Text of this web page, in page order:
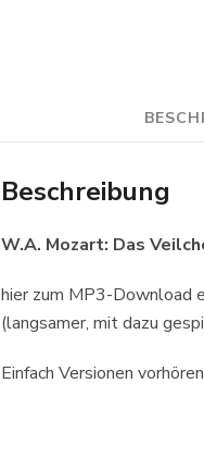
Beschreibung
W.A. Mozart: Das
hier zum MP3-Download
(langsamer, mit dazu
Einfach Versionen